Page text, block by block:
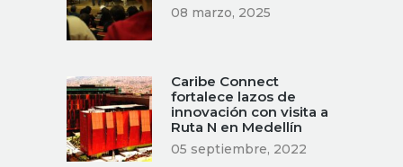
08 marzo, 2025
Caribe Connect
fortalece lazos de
innovación con visita a
Ruta N en Medellín
05 septiembre, 2022